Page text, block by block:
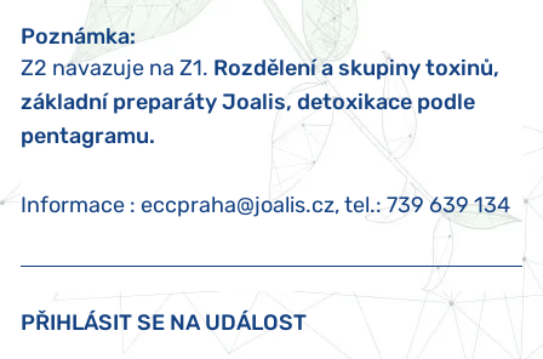
Poznámka:
Z2 navazuje na Z1. Rozdělení a skupiny toxinů,
základní preparáty Joalis, detoxikace podle
pentagramu.
Informace : eccpraha@joalis.cz, tel.: 739 639 134
PŘIHLÁSIT SE NA UDÁLOST